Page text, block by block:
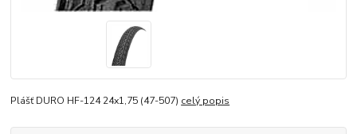
Plášť DURO HF-124 24x1,75 (47-507) celý popis